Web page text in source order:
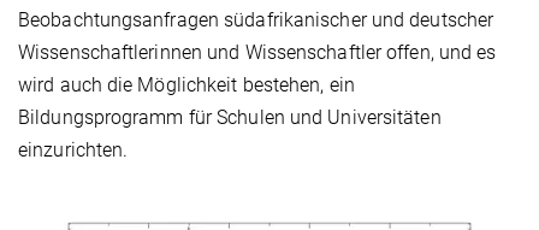
Beobachtungsanfragen südafrikanischer und deutscher
Wissenschaftlerinnen und Wissenschaftler offen, und es
wird auch die Möglichkeit bestehen, ein
Bildungsprogramm für Schulen und Universitäten
einzurichten.